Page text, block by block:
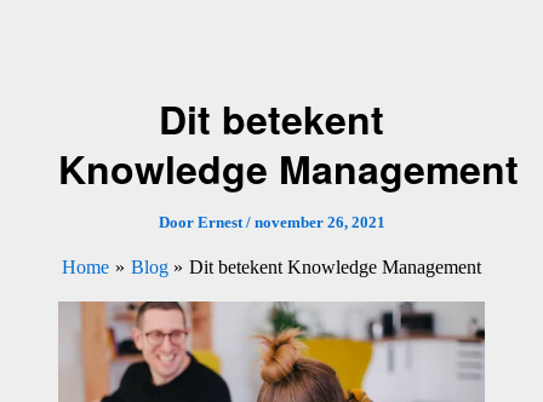
Dit betekent
Knowledge Management
Door Ernest/ november 26, 2021
Home Blog Dit betekent Knowledge Management